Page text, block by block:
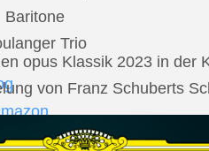
Baritone
Trio
opus Klassik 2023 in der
von Franz Schuberts